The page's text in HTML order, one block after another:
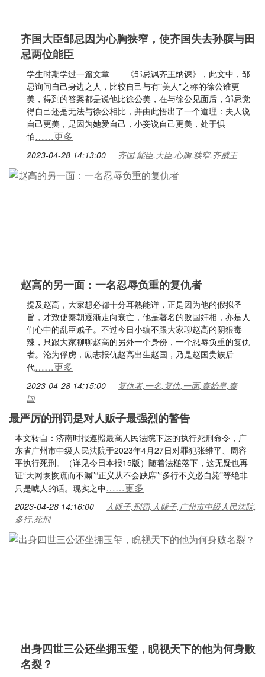
齐国大臣邹忌因为心胸狭窄，使齐国失去孙膑与田
忌两位能臣
学生时期学过一篇文章——《邹忌讽齐王纳谏》，此文中，邹
忌询问自己身边之人，比较自己与有"美人"之称的徐公谁更
美，得到的答案都是说他比徐公美，在与徐公见面后，邹忌觉
得自己还是无法与徐公相比，并由此悟出了一个道理：夫人说
自己更美，是因为她爱自己，小妾说自己更美，处于惧
怕……更多
2023-04-28 14:13:00 齐国,能臣,大臣,心胸,狭窄,齐威王
赵高的另一面：一名忍辱负重的复仇者
提及赵高，大家想必都十分耳熟能详，正是因为他的假拟圣
旨，才致使秦朝逐渐走向衰亡，他是著名的败国奸相，亦是人
们心中的乱臣贼子。不过今日小编不跟大家聊赵高的阴狠毒
辣，只跟大家聊聊赵高的另外一个身份，一个忍辱负重的复仇
者。沦为俘虏，励志报仇赵高出生赵国，乃是赵国贵族后
代……更多
2023-04-28 14:15:00
复仇者,一名,复仇,一面,秦始皇,秦
国
最严厉的刑罚是对人贩子最强烈的警告
本文转自：济南时报遵照最高人民法院下达的执行死刑命令，广
东省广州市中级人民法院于2023年4月27日对罪犯张维平、周容
平执行死刑。（详见今日本报15版）随着法槌落下，这无疑也再
证“天网恢恢疏而不漏”“正义从不会缺席”“多行不义必自毙”等绝非
只是唬人的话。现实之中……更多
2023-04-28 14:16:00
人贩子,刑罚,人贩子,广州市中级人民法院,
多行,死刑
出身四世三公还坐拥玉玺，睨视天下的他为何身败
名裂？